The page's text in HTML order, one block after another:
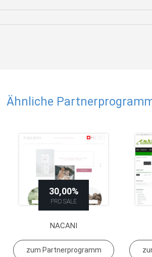
Ähnliche
30,00%
PRO SALE
NACANI
zum Partnerprogramm